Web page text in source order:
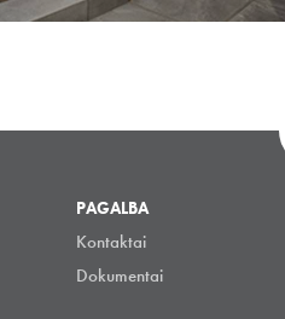
PAGALBA
Kontaktai
Dokumentai